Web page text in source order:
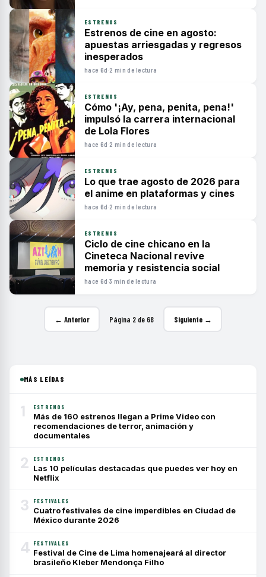
ESTRENOS
Estrenos de cine en agosto:
apuestas arriesgadas y regresos
inesperados
hace 6d·2 min de lectura
ESTRENOS
Cómo '¡Ay, pena, penita, pena!'
impulsó la carrera internacional
de Lola Flores
hace 6d·2 min de lectura
ESTRENOS
Lo que trae agosto de 2026 para
el anime en plataformas y cines
hace 6d·2 min de lectura
ESTRENOS
Ciclo de cine chicano en la
Cineteca Nacional revive
memoria y resistencia social
hace 6d·3 min de lectura
← Anterior Página 2 de 68 Siguiente →
MÁS LEÍDAS
1 ESTRENOS
Más de 160 estrenos llegan a Prime Video con
recomendaciones de terror, animación y
documentales
2 ESTRENOS
Las 10 películas destacadas que puedes ver hoy en
Netflix
3 FESTIVALES
Cuatro festivales de cine imperdibles en Ciudad de
México durante 2026
4 FESTIVALES
Festival de Cine de Lima homenajeará al director
brasileño Kleber Mendonça Filho